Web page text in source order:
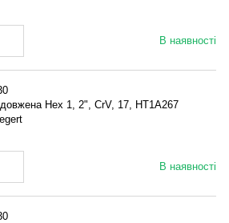
В наявності
Hex 1, 2", CrV, 17, HT1A267
В наявності